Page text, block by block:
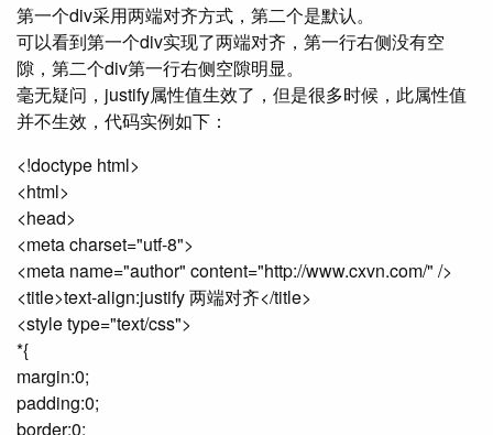
第一个div采用两端对齐方式，第二个是默认。
可以看到第一个div实现了两端对齐，第一行右侧没有空
隙，第二个div第一行右侧空隙明显。
毫无疑问，justify属性值生效了，但是很多时候，此属性值
并不生效，代码实例如下：
<!doctype html>
<html>
<head>
<meta charset="utf-8">
<meta name="author" content="http://www.cxvn.com/" />
<title>text-align:justify 两端对齐</title>
<style type="text/css">
*{
margin:0;
padding:0;
border:0;